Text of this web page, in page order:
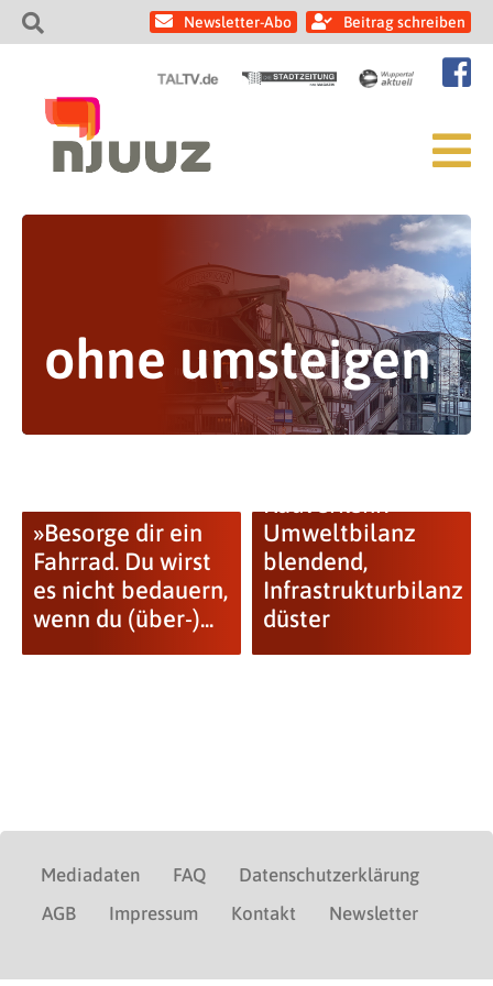
Newsletter-Abo Beitrag schreiben
ohne umsteigen
»Besorge dir ein
Fahrrad. Du wirst
es nicht bedauern,
wenn du (über-)...
Umweltbilanz
blendend,
Infrastrukturbilanz
düster
Mediadaten FAQ
Datenschutzerklärung
AGB
Impressum Kontakt Newsletter